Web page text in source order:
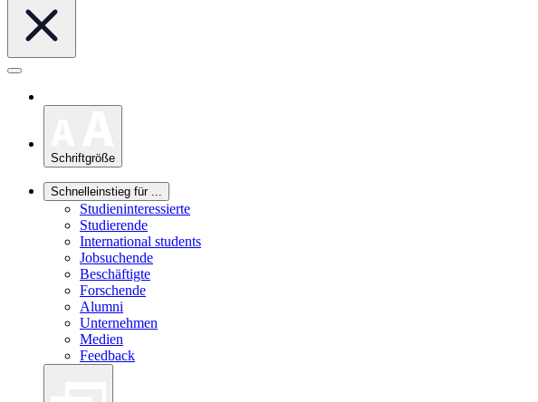
Schriftgröße
Schnelleinstieg für ...
Studieninteressierte
Studierende
International students
Jobsuchende
Beschäftigte
Forschende
Alumni
Unternehmen
Medien
Feedback